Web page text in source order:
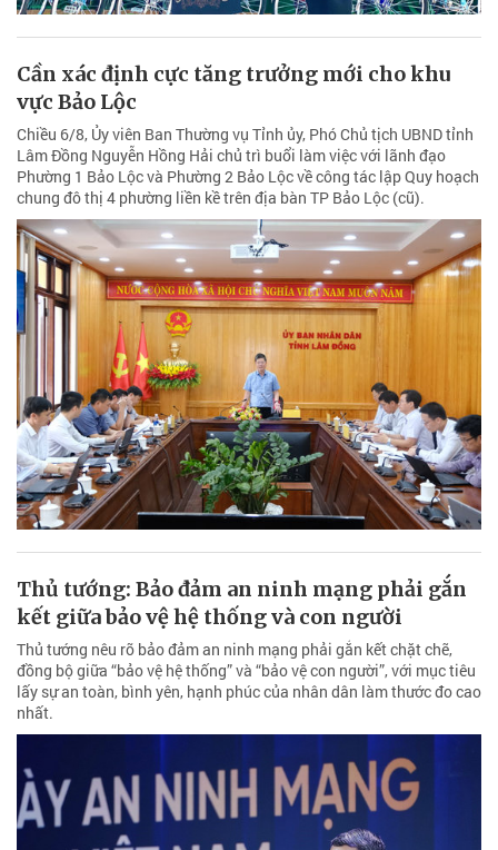
Cần xác định cực tăng trưởng mới cho khu
vực Bảo Lộc
Chiều 6/8, Ủy viên Ban Thường vụ Tỉnh ủy, Phó Chủ tịch UBND tỉnh
Lâm Đồng Nguyễn Hồng Hải chủ trì buổi làm việc với lãnh đạo
Phường 1 Bảo Lộc và Phường 2 Bảo Lộc về công tác lập Quy hoạch
chung đô thị 4 phường liền kề trên địa bàn TP Bảo Lộc (cũ).
Thủ tướng: Bảo đảm an ninh mạng phải gắn
kết giữa bảo vệ hệ thống và con người
Thủ tướng nêu rõ bảo đảm an ninh mạng phải gắn kết chặt chẽ,
đồng bộ giữa “bảo vệ hệ thống” và “bảo vệ con người”, với mục tiêu
lấy sự an toàn, bình yên, hạnh phúc của nhân dân làm thước đo cao
nhất.